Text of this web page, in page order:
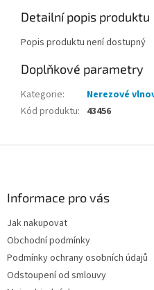
Detailní popis produktu
Popis produktu není dostupný
Doplňkové parametry
Kategorie:
Nerezové
Kód produktu: 43456
Informace pro vás
Jak nakupovat
Obchodní podmínky
Podmínky ochrany osobních údajů
Odstoupení od smlouvy